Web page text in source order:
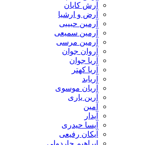
آرش کایان
​آرض و ارشیا
آرمین حبیبی
آرمین سمیعی
آرمین مرسی
آروان جوان
آریا جوان
آریا کهتر
آریابد
آریان موسوی
آرین یاری
آمین
آیدار
آیسا حیدری
آیکان رفیعی